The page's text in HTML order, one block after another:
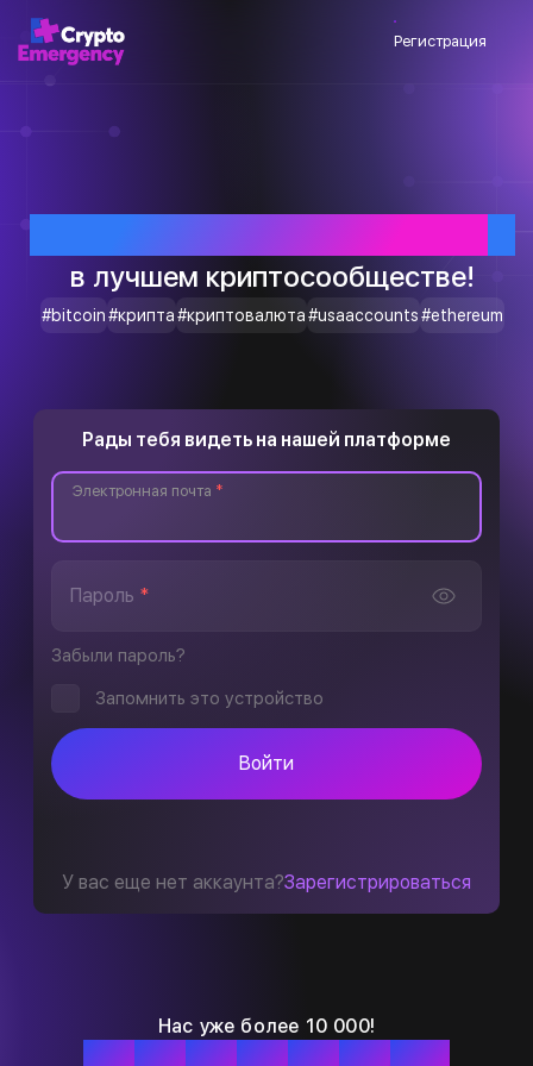
Регистрация
в лучшем криптосообществе!
#bitcoin#крипта#криптовалюта#usaaccounts#ethereum
Нас уже более 10 000!
Рады тебя видеть на нашей платформе
Электронная почта *
Пароль *
Забыли пароль?
Запомнить это устройство
Войти
У вас еще нет аккаунта?Зарегистрироваться